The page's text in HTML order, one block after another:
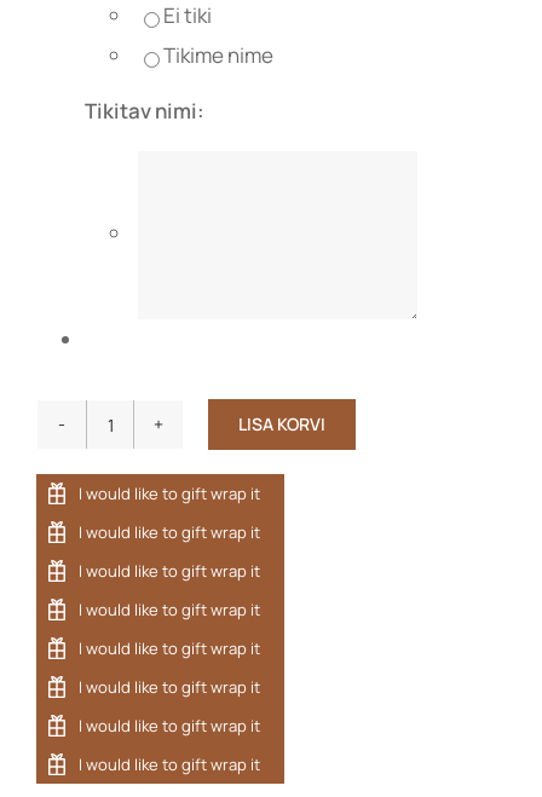
Ei tiki
Tikime nime
Tikitav nimi:
Väikelapse
poncho
bambusfroteest
KASS
kogus
LISA KORVI